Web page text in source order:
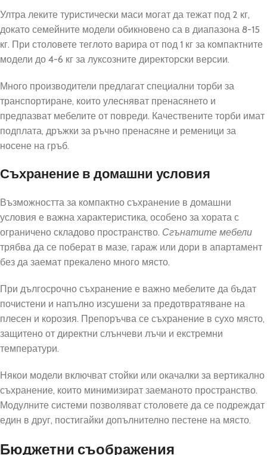
Ултра леките туристически маси могат да тежат под 2 кг,
докато семейните модели обикновено са в диапазона 8-15
кг. При столовете теглото варира от под 1 кг за компактните
модели до 4-6 кг за луксозните директорски версии.
Много производители предлагат специални торби за
транспортиране, които улесняват пренасянето и
предпазват мебелите от повреди. Качествените торби имат
подплата, дръжки за ръчно пренасяне и ременици за
носене на гръб.
Съхранение в домашни условия
Възможността за компактно съхранение в домашни
условия е важна характеристика, особено за хората с
ограничено складово пространство. Сгънатите мебели
трябва да се поберат в мазе, гараж или дори в апартамент
без да заемат прекалено много място.
При дългосрочно съхранение е важно мебелите да бъдат
почистени и напълно изсушени за предотвратяване на
плесен и корозия. Препоръчва се съхранение в сухо място,
защитено от директни слънчеви лъчи и екстремни
температури.
Някои модели включват стойки или окачалки за вертикално
съхранение, които минимизират заеманото пространство.
Модулните системи позволяват столовете да се подреждат
един в друг, постигайки допълнително пестене на място.
Бюджетни съображения